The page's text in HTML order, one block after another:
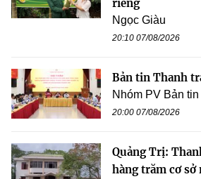
riêng
Ngọc Giàu
20:10 07/08/2026
Bản tin Thanh
Nhóm PV Bản
20:00 07/08/2026
Quảng Trị:
hàng trăm cơ sở